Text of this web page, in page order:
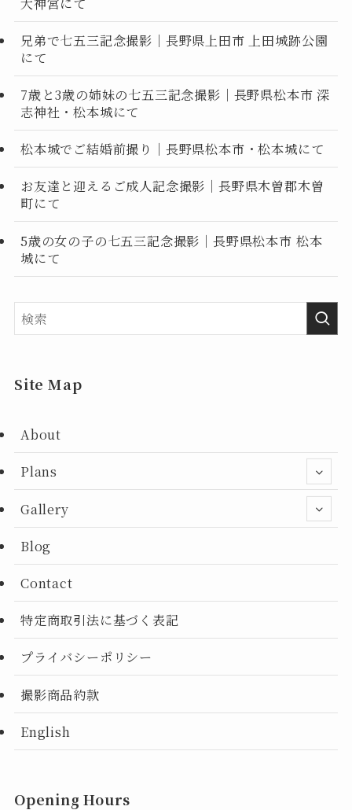
兄弟で七五三記念撮影｜長野県上田市 上田城跡公園
にて
7歳と3歳の姉妹の七五三記念撮影｜長野県松本市 深
志神社・松本城にて
松本城でご結婚前撮り｜長野県松本市・松本城にて
お友達と迎えるご成人記念撮影｜長野県木曽郡木曽
町にて
5歳の女の子の七五三記念撮影｜長野県松本市 松本
城にて
Site Map
About
Plans
Gallery
Blog
Contact
特定商取引法に基づく表記
プライバシーポリシー
撮影商品約款
English
Opening Hours